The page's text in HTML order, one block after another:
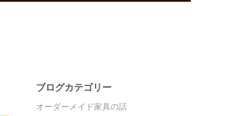
ブログカテゴリー
オーダーメイド家具の話